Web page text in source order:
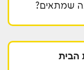
שמתאים?